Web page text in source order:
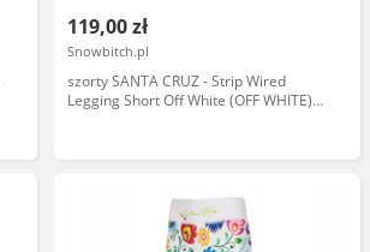
119,00 zł
Snowbitch.pl
szorty SANTA CRUZ - Strip Wired
Legging Short Off White (OFF WHITE)